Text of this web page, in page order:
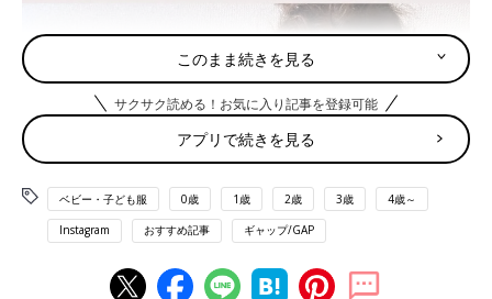
このまま続きを見る
サクサク読める！お気に入り記事を登録可能
アプリで続きを見る
ベビー・子ども服 0歳 1歳 2歳 3歳 4歳～
Instagram おすすめ記事 ギャップ/GAP